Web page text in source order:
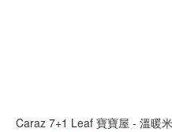
Caraz 7+1 Leaf 寶寶屋 - 溫暖米